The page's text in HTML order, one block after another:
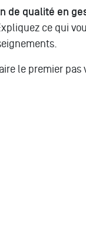
de qualité en
ce qui
le premier pas